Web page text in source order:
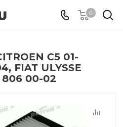
0
C5 01-
FIAT ULYSSE
806 00-02